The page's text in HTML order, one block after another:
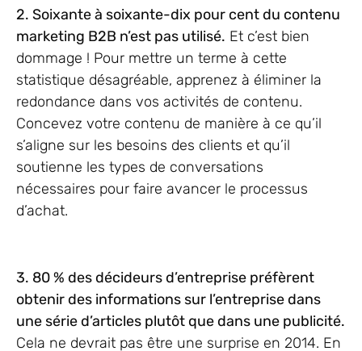
2. Soixante à soixante-dix pour cent du contenu
marketing B2B n’est pas utilisé. Et c’est bien
dommage ! Pour mettre un terme à cette
statistique désagréable, apprenez à éliminer la
redondance dans vos activités de contenu.
Concevez votre contenu de manière à ce qu’il
s’aligne sur les besoins des clients et qu’il
soutienne les types de conversations
nécessaires pour faire avancer le processus
d’achat.
3. 80 % des décideurs d’entreprise préfèrent
obtenir des informations sur l’entreprise dans
une série d’articles plutôt que dans une publicité.
Cela ne devrait pas être une surprise en 2014. En